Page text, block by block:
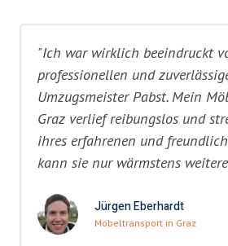
"Ich war wirklich beeindruckt
professionellen und
Umzugsmeister Pabst. Mein
Graz verlief reibungslos und
ihres erfahrenen und
kann sie nur wärmstens
Jürgen Eberhardt
Möbeltransport in Graz